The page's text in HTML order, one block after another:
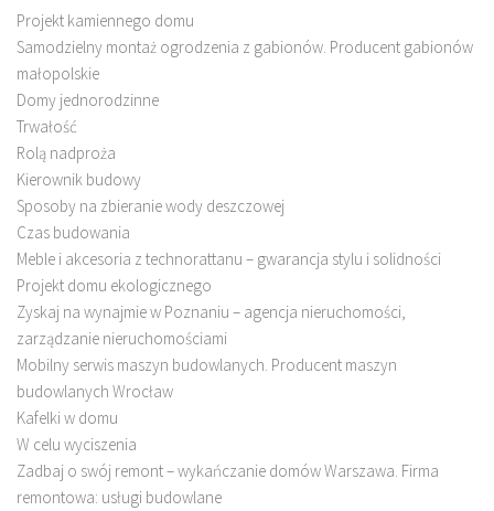
Projekt kamiennego domu
Samodzielny montaż ogrodzenia z gabionów. Producent gabionów
małopolskie
Domy jednorodzinne
Trwałość
Rolą nadproża
Kierownik budowy
Sposoby na zbieranie wody deszczowej
Czas budowania
Meble i akcesoria z technorattanu – gwarancja stylu i solidności
Projekt domu ekologicznego
Zyskaj na wynajmie w Poznaniu – agencja nieruchomości,
zarządzanie nieruchomościami
Mobilny serwis maszyn budowlanych. Producent maszyn
budowlanych Wrocław
Kafelki w domu
W celu wyciszenia
Zadbaj o swój remont – wykańczanie domów Warszawa. Firma
remontowa: usługi budowlane